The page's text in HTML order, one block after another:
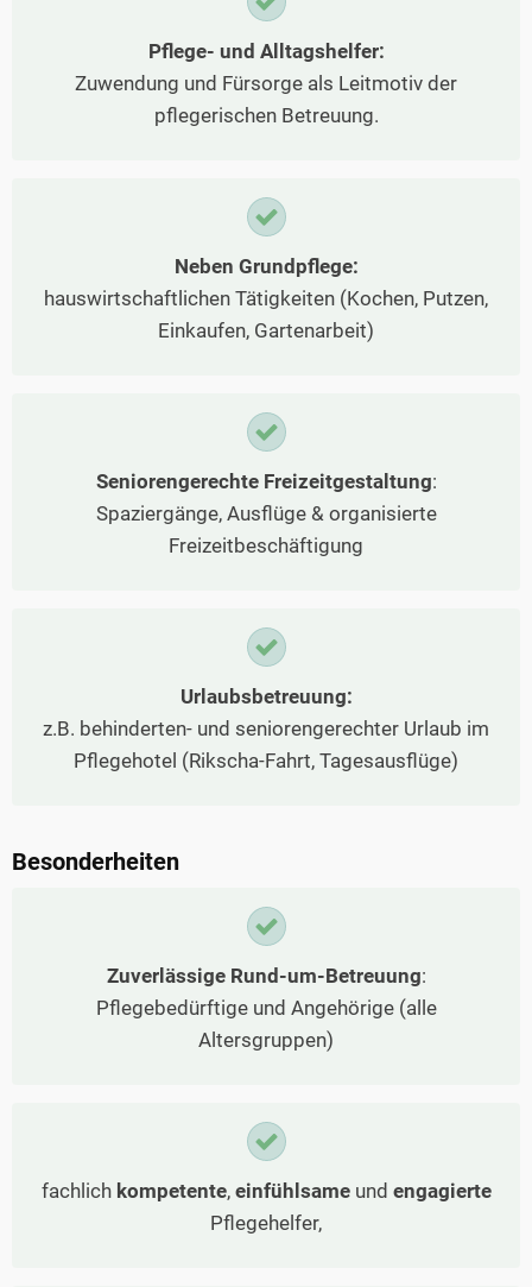
Pflege- und Alltagshelfer:
Zuwendung und Fürsorge als Leitmotiv der
pflegerischen Betreuung.
Neben Grundpflege:
hauswirtschaftlichen Tätigkeiten (Kochen, Putzen,
Einkaufen, Gartenarbeit)
Seniorengerechte Freizeitgestaltung:
Spaziergänge, Ausflüge & organisierte
Freizeitbeschäftigung
Urlaubsbetreuung:
z.B. behinderten- und seniorengerechter Urlaub im
Pflegehotel (Rikscha-Fahrt, Tagesausflüge)
Besonderheiten
Zuverlässige Rund-um-Betreuung:
Pflegebedürftige und Angehörige (alle
Altersgruppen)
fachlich kompetente, einfühlsameund engagierte
Pflegehelfer,